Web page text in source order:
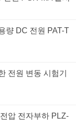
량 DC 전원 PAT-T
전원 변동 시험기
압 전자부하 PLZ-